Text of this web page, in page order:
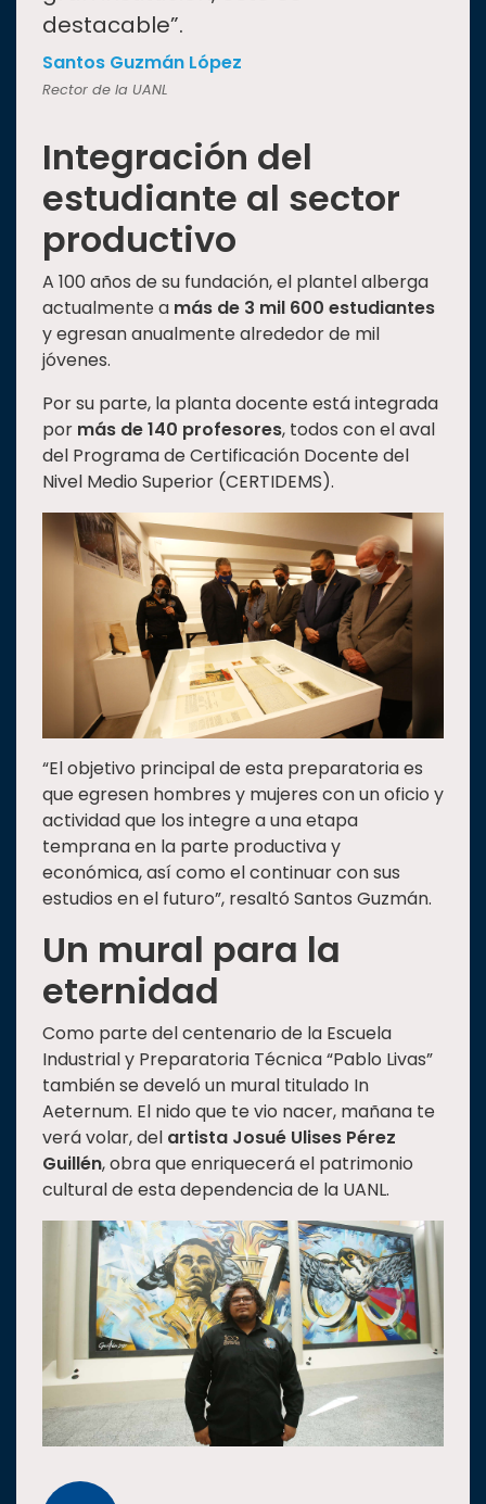
destacable”.
Santos Guzmán López
Rector de la UANL
Integración del
estudiante al sector
productivo
A 100 años de su fundación, el plantel alberga
actualmente a más de 3 mil 600 estudiantes
y egresan anualmente alrededor de mil
jóvenes.
Por su parte, la planta docente está integrada
por más de 140 profesores, todos con el aval
del Programa de Certificación Docente del
Nivel Medio Superior (CERTIDEMS).
“El objetivo principal de esta preparatoria es
que egresen hombres y mujeres con un oficio y
actividad que los integre a una etapa
temprana en la parte productiva y
económica, así como el continuar con sus
estudios en el futuro”, resaltó Santos Guzmán.
Un mural para la
eternidad
Como parte del centenario de la Escuela
Industrial y Preparatoria Técnica “Pablo Livas”
también se develó un mural titulado In
Aeternum. El nido que te vio nacer, mañana te
verá volar, del artista Josué Ulises Pérez
Guillén, obra que enriquecerá el patrimonio
cultural de esta dependencia de la UANL.